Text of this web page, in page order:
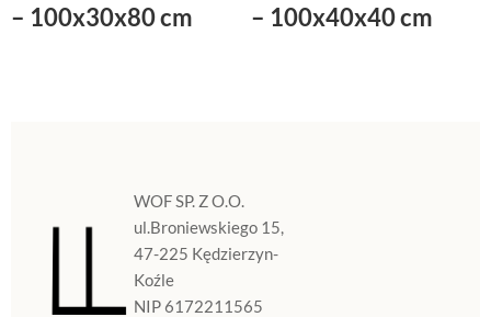
– 100x30x80 cm
– 100x40x40 cm
WOF SP. Z O.O.
ul.Broniewskiego 15,
47-225 Kędzierzyn-
Koźle
NIP 6172211565